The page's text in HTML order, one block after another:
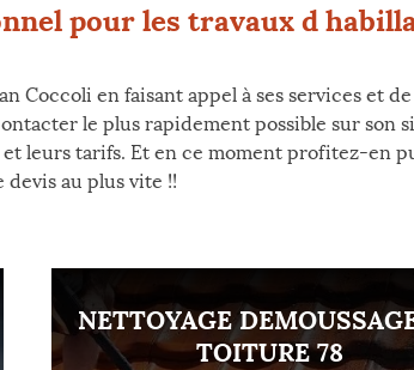
pour les travaux d
Coccoli en faisant appel à ses services et
le plus rapidement possible sur
leurs tarifs. Et en ce moment profitez-en
devis au plus vite !!
NETTOYAGE
TOITURE 78